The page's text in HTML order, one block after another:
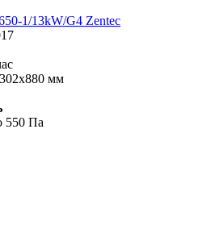
1/13kW/G4 Zentec
мм
550 Па